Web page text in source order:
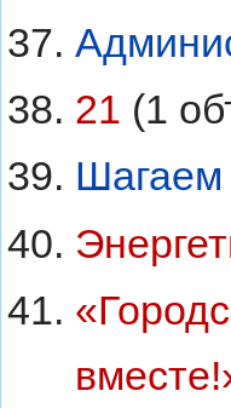
21 (1
Шагаем